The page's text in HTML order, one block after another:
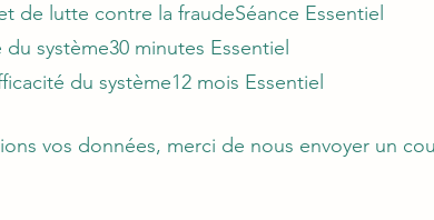
de lutte contre la fraudeSéance Essentiel
système30 minutes Essentiel
du système12 mois Essentiel
vos données, merci de nous envoyer un